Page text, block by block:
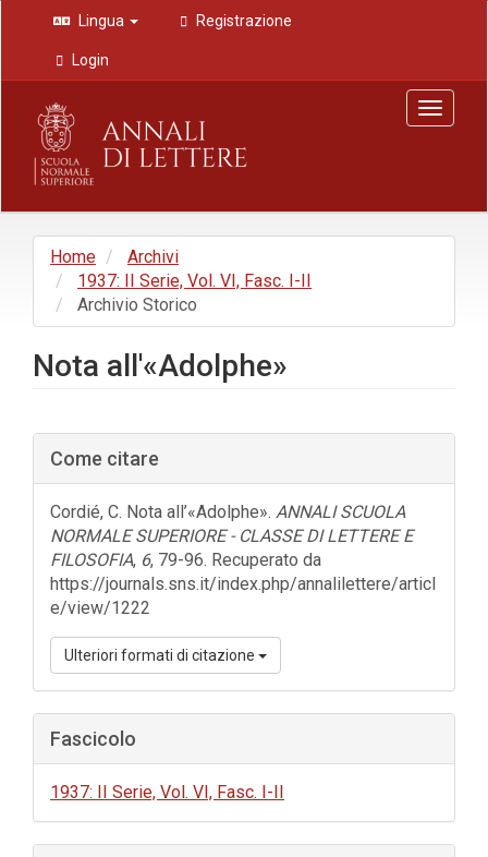
Navigazione
principale
Contenuto
principale
Barra
laterale
Lingua Registrazione
Login
Toggle
Home
Archivi
1937: II Serie, Vol. VI, Fasc. I-II
Archivio Storico
Nota all'«Adolphe»
Barra
laterale
dell'articolo
Come citare
Cordié, C. Nota all’«Adolphe». ANNALI SCUOLA
NORMALE SUPERIORE - CLASSE DI LETTERE E
FILOSOFIA, 6, 79-96. Recuperato da
https://journals.sns.it/index.php/annalilettere/articl
e/view/1222
Ulteriori formati di citazione
Fascicolo
1937: II Serie, Vol. VI, Fasc. I-II